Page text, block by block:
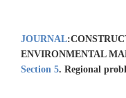
JOURNAL:
ENVIRONMENTAL
Section 5. Regional